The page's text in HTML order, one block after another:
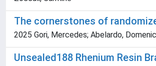
The cornerstones of
2025 Gori, Mercedes; Abelardo,
Unsealed188 Rhenium Resin